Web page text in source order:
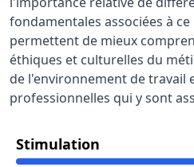
fondamentales associées à ce
permettent de mieux
éthiques et culturelles du
de l'environnement de travail
professionnelles qui y sont
Stimulation Pour Le